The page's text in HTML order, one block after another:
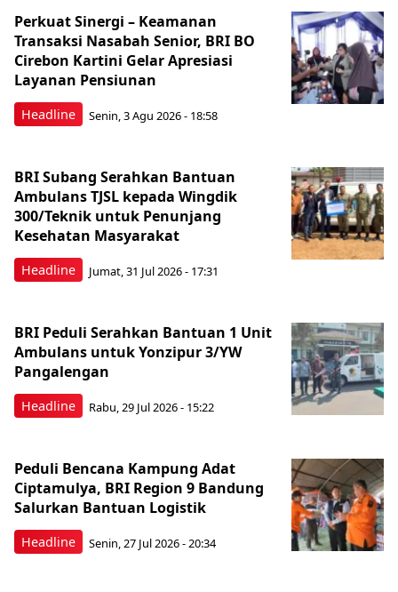
Headline
Perkuat Sinergi – Keamanan
Transaksi Nasabah Senior, BRI BO
Cirebon Kartini Gelar Apresiasi
Layanan Pensiunan
Senin, 3 Agu 2026 - 18:58
Headline
BRI Subang Serahkan Bantuan
Ambulans TJSL kepada Wingdik
300/Teknik untuk Penunjang
Kesehatan Masyarakat ​
Jumat, 31 Jul 2026 - 17:31
Headline
BRI Peduli Serahkan Bantuan 1 Unit
Ambulans untuk Yonzipur 3/YW
Pangalengan
Rabu, 29 Jul 2026 - 15:22
Headline
Peduli Bencana Kampung Adat
Ciptamulya, BRI Region 9 Bandung
Salurkan Bantuan Logistik
Senin, 27 Jul 2026 - 20:34